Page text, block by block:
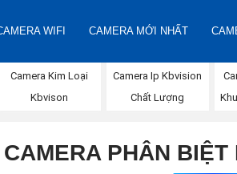
WIFI CAMERA MỚI NHẤT
Camera Kim Loại
Kbvison
Camera Ip Kbvision
Chất Lượng
CAMERA PHÂN